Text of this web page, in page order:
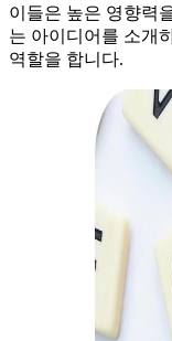
이들은 높은 영향력
는 아이디어를 소개
역할을 합니다.